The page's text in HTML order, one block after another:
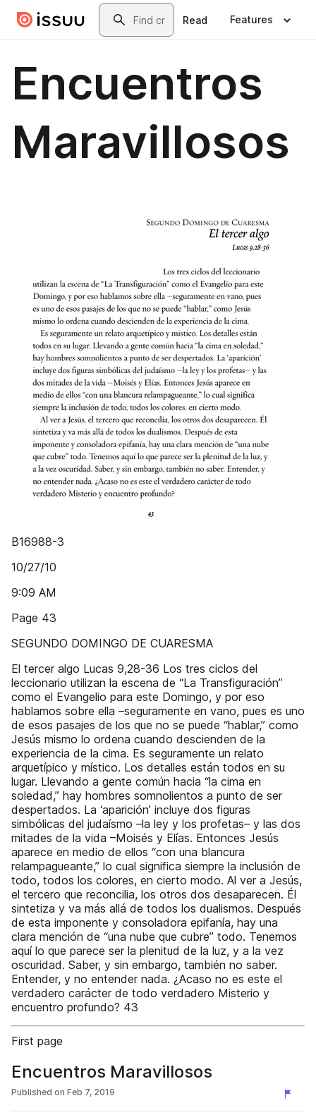
Skip to main contentSearch
Read Features
Encuentros
Maravillosos
B16988-3
10/27/10
9:09 AM
Page 43
SEGUNDO DOMINGO DE CUARESMA
El tercer algo Lucas 9,28-36 Los tres ciclos del
leccionario utilizan la escena de “La Transfiguración”
como el Evangelio para este Domingo, y por eso
hablamos sobre ella –seguramente en vano, pues es uno
de esos pasajes de los que no se puede “hablar,” como
Jesús mismo lo ordena cuando descienden de la
experiencia de la cima. Es seguramente un relato
arquetípico y místico. Los detalles están todos en su
lugar. Llevando a gente común hacia “la cima en
soledad,” hay hombres somnolientos a punto de ser
despertados. La ‘aparición’ incluye dos figuras
simbólicas del judaísmo –la ley y los profetas– y las dos
mitades de la vida –Moisés y Elías. Entonces Jesús
aparece en medio de ellos “con una blancura
relampagueante,” lo cual significa siempre la inclusión de
todo, todos los colores, en cierto modo. Al ver a Jesús,
el tercero que reconcilia, los otros dos desaparecen. Él
sintetiza y va más allá de todos los dualismos. Después
de esta imponente y consoladora epifanía, hay una
clara mención de “una nube que cubre” todo. Tenemos
aquí lo que parece ser la plenitud de la luz, y a la vez
oscuridad. Saber, y sin embargo, también no saber.
Entender, y no entender nada. ¿Acaso no es este el
verdadero carácter de todo verdadero Misterio y
encuentro profundo? 43
First page
Encuentros Maravillosos
Published on Feb 7, 2019